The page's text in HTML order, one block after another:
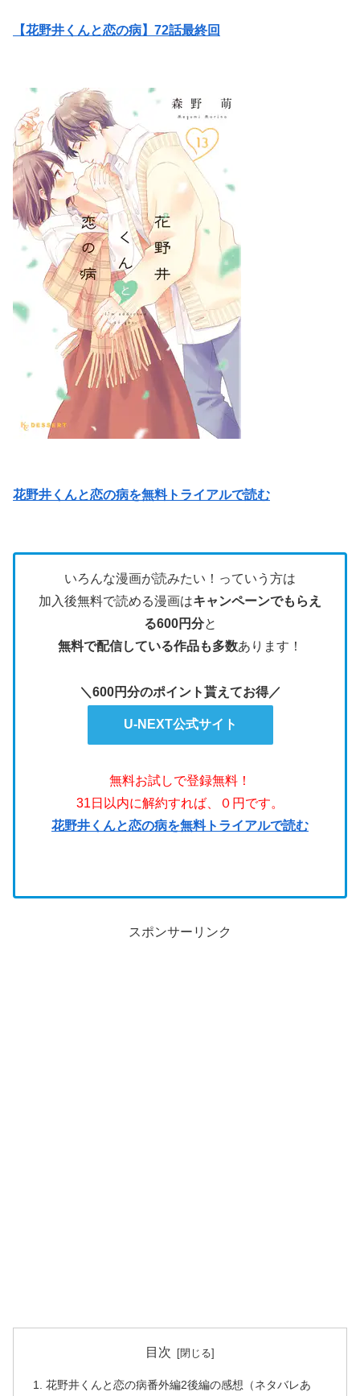
【花野井くんと恋の病】72話最終回
花野井くんと恋の病を無料トライアルで読む
いろんな漫画が読みたい！っていう方は
加入後無料で読める漫画はキャンペーンでもらえ
る600円分と
無料で配信している作品も多数あります！
＼600円分のポイント貰えてお得／
U-NEXT公式サイト
無料お試しで登録無料！
31日以内に解約すれば、０円です。
花野井くんと恋の病を無料トライアルで読む
スポンサーリンク
目次
花野井くんと恋の病番外編2後編の感想（ネタバレあ